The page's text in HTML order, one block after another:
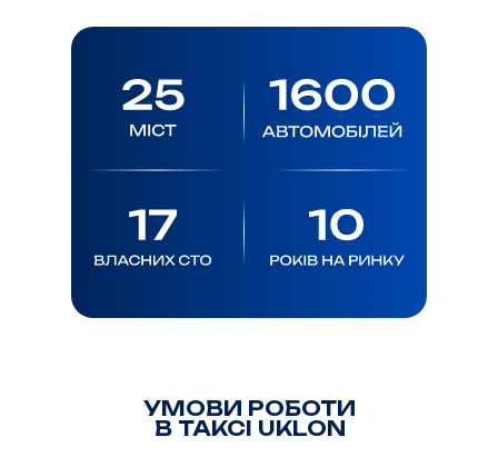
УМОВИ РОБОТИ
В ТАКСІ UKLON